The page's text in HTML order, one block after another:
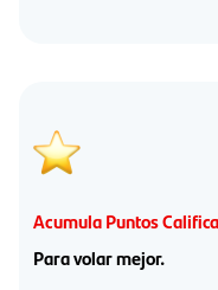
Acumula Puntos
Para volar mejor.